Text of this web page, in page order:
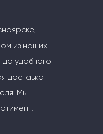
из наших
до удобного
доставка
Мы